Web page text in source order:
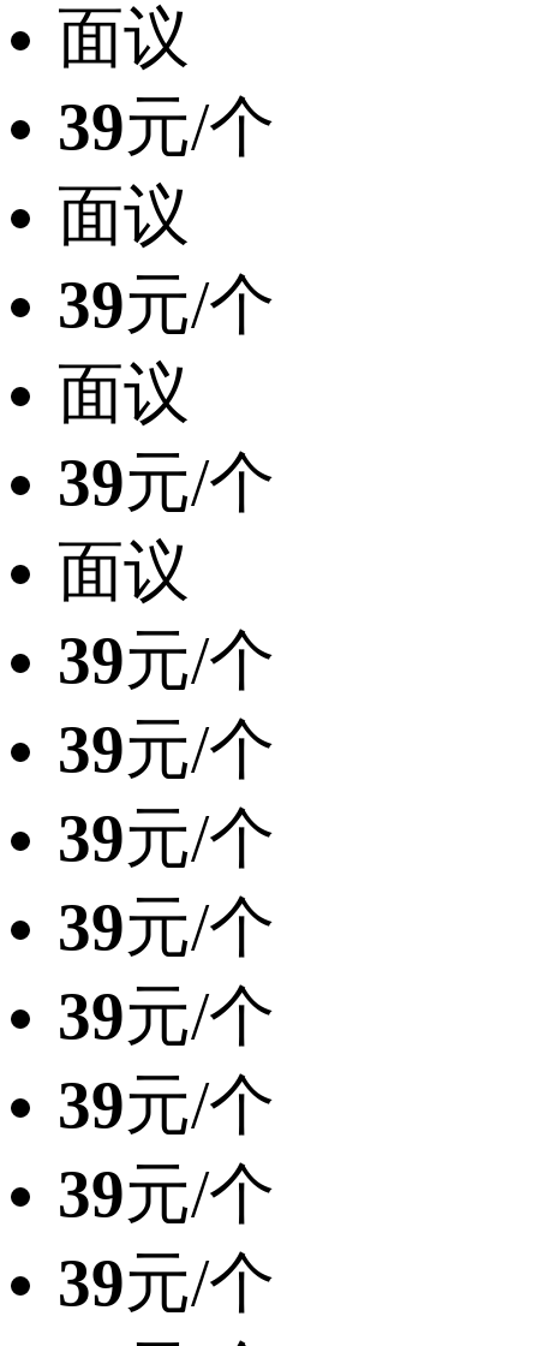
面议
39元/个
面议
39元/个
面议
39元/个
面议
39元/个
39元/个
39元/个
39元/个
39元/个
39元/个
39元/个
39元/个